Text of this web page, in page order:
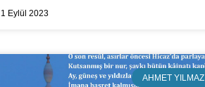
1 Eylül 2023
AHMET YILMAZ